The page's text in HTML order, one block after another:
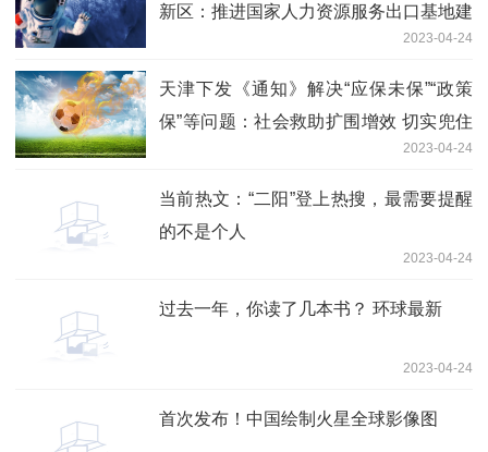
新区：推进国家人力资源服务出口基地建
2023-04-24
天津下发《通知》解决“应保未保”“政策
保”等问题：社会救助扩围增效 切实兜住
2023-04-24
当前热文：“二阳”登上热搜，最需要提醒
的不是个人
2023-04-24
过去一年，你读了几本书？ 环球最新
2023-04-24
首次发布！中国绘制火星全球影像图